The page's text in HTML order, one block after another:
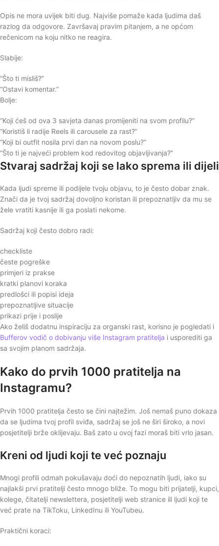
Opis ne mora uvijek biti dug. Najviše pomaže kada ljudima daš
razlog da odgovore. Završavaj pravim pitanjem, a ne općom
rečenicom na koju nitko ne reagira.
Slabije:
“Što ti misliš?”
“Ostavi komentar.”
Bolje:
“Koji ćeš od ova 3 savjeta danas promijeniti na svom profilu?”
“Koristiš li radije Reels ili carousele za rast?”
“Koji bi outfit nosila prvi dan na novom poslu?”
“Što ti je najveći problem kod redovitog objavljivanja?”
Stvaraj sadržaj koji se lako sprema ili dijeli
Kada ljudi spreme ili podijele tvoju objavu, to je često dobar znak.
Znači da je tvoj sadržaj dovoljno koristan ili prepoznatljiv da mu se
žele vratiti kasnije ili ga poslati nekome.
Sadržaj koji često dobro radi:
checkliste
česte pogreške
primjeri iz prakse
kratki planovi koraka
predlošci ili popisi ideja
prepoznatljive situacije
prikazi prije i poslije
Ako želiš dodatnu inspiraciju za organski rast, korisno je pogledati i
Bufferov vodič o dobivanju više Instagram pratitelja i usporediti ga
sa svojim planom sadržaja.
Kako do prvih 1000 pratitelja na
Instagramu?
Prvih 1000 pratitelja često se čini najtežim. Još nemaš puno dokaza
da se ljudima tvoj profil sviđa, sadržaj se još ne širi široko, a novi
posjetitelji brže oklijevaju. Baš zato u ovoj fazi moraš biti vrlo jasan.
Kreni od ljudi koji te već poznaju
Mnogi profili odmah pokušavaju doći do nepoznatih ljudi, iako su
najlakši prvi pratitelji često mnogo bliže. To mogu biti prijatelji, kupci,
kolege, čitatelji newslettera, posjetitelji web stranice ili ljudi koji te
već prate na TikToku, LinkedInu ili YouTubeu.
Praktični koraci: